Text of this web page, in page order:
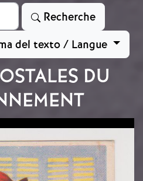
Recherche
del texto / Langue
DU